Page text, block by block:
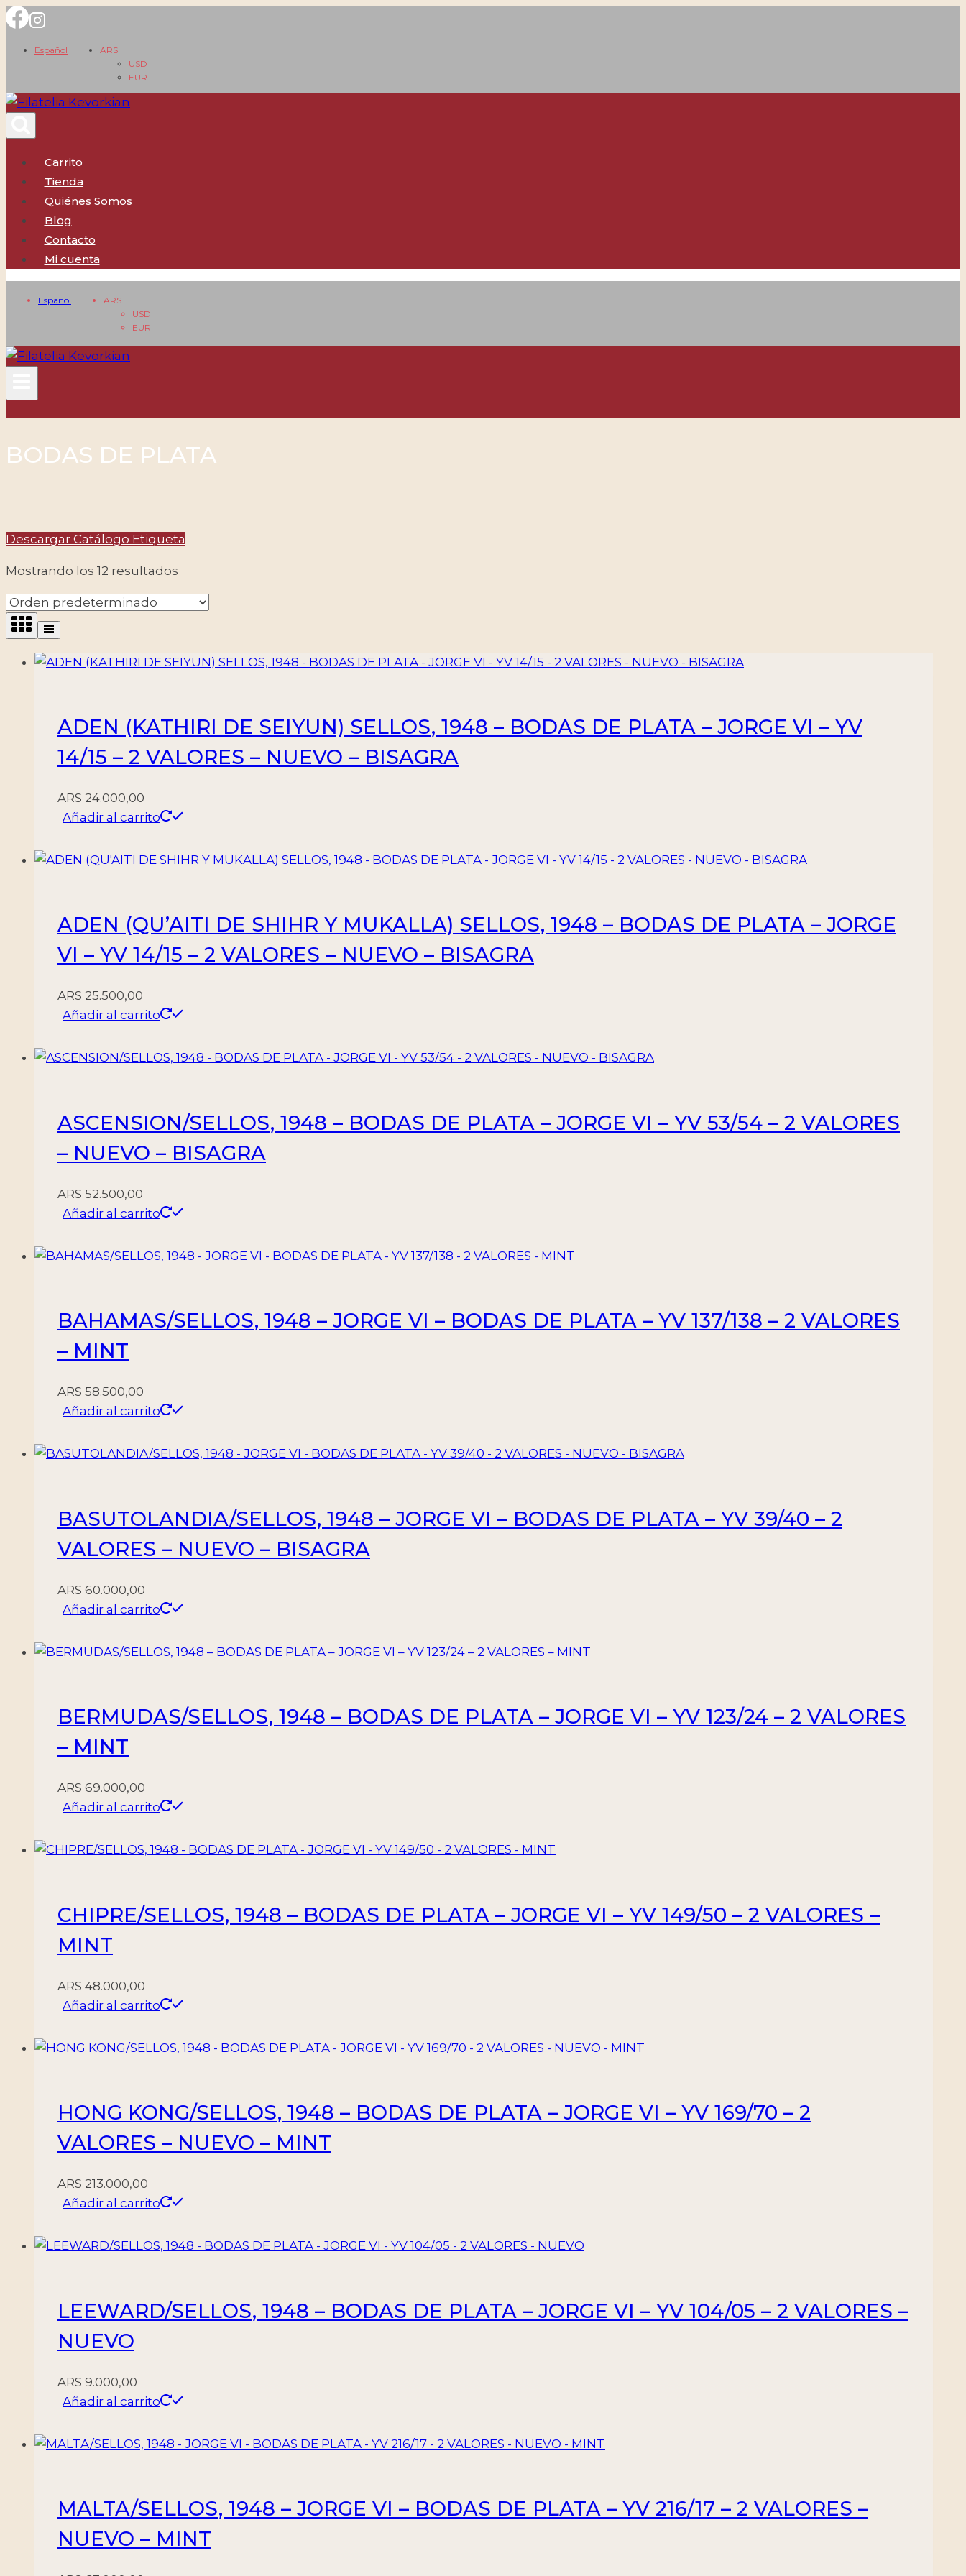
Saltar
contenido
Español
ARS
USD
EUR
Carrito
Tienda
Quiénes Somos
Blog
Contacto
Mi cuenta
Español
ARS
USD
EUR
BODAS DE PLATA
Descargar Catálogo Etiqueta
Mostrando los 12 resultados
ADEN (KATHIRI DE SEIYUN) SELLOS, 1948 – BODAS DE PLATA – JORGE VI – YV
14/15 – 2 VALORES – NUEVO – BISAGRA
ARS 24.000,00
Añadir al carrito
ADEN (QU’AITI DE SHIHR Y MUKALLA) SELLOS, 1948 – BODAS DE PLATA – JORGE
VI – YV 14/15 – 2 VALORES – NUEVO – BISAGRA
ARS 25.500,00
Añadir al carrito
ASCENSION/SELLOS, 1948 – BODAS DE PLATA – JORGE VI – YV 53/54 – 2 VALORES
– NUEVO – BISAGRA
ARS 52.500,00
Añadir al carrito
BAHAMAS/SELLOS, 1948 – JORGE VI – BODAS DE PLATA – YV 137/138 – 2 VALORES
– MINT
ARS 58.500,00
Añadir al carrito
BASUTOLANDIA/SELLOS, 1948 – JORGE VI – BODAS DE PLATA – YV 39/40 – 2
VALORES – NUEVO – BISAGRA
ARS 60.000,00
Añadir al carrito
BERMUDAS/SELLOS, 1948 – BODAS DE PLATA – JORGE VI – YV 123/24 – 2 VALORES
– MINT
ARS 69.000,00
Añadir al carrito
CHIPRE/SELLOS, 1948 – BODAS DE PLATA – JORGE VI – YV 149/50 – 2 VALORES –
MINT
ARS 48.000,00
Añadir al carrito
HONG KONG/SELLOS, 1948 – BODAS DE PLATA – JORGE VI – YV 169/70 – 2
VALORES – NUEVO – MINT
ARS 213.000,00
Añadir al carrito
LEEWARD/SELLOS, 1948 – BODAS DE PLATA – JORGE VI – YV 104/05 – 2 VALORES –
NUEVO
ARS 9.000,00
Añadir al carrito
MALTA/SELLOS, 1948 – JORGE VI – BODAS DE PLATA – YV 216/17 – 2 VALORES –
NUEVO – MINT